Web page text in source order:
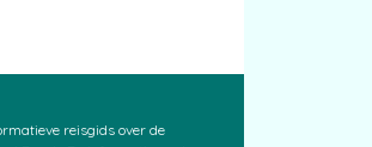
reisgids over de